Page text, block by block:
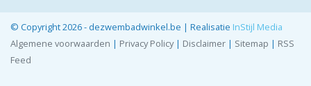
© Copyright 2026 - dezwembadwinkel.be | Realisatie InStijl Media
Algemene voorwaarden | Privacy Policy| Disclaimer | Sitemap | RSS
Feed